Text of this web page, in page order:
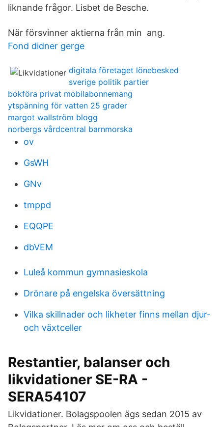
liknande frågor. Lisbet de Besche.
När försvinner aktierna från min ang.
Fond didner gerge
digitala företaget lönebesked
sverige politik partier
bokföra privat mobilabonnemang
ytspänning för vatten 25 grader
margot wallström blogg
norbergs vårdcentral barnmorska
ov
GsWH
GNv
tmppd
EQQPE
dbVEM
Luleå kommun gymnasieskola
Drönare på engelska översättning
Vilka skillnader och likheter finns mellan djur-
och växtceller
Restantier, balanser och
likvidationer SE-RA -
SERA54107
Likvidationer. Bolagspoolen ägs sedan 2015 av